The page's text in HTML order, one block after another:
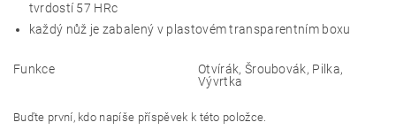
tvrdostí 57 HRc
každý nůž je zabalený v plastovém transparentním boxu
Funkce
Otvírák, Šroubovák, Pilka,
Vývrtka
Buďte první, kdo napíše příspěvek k této položce.